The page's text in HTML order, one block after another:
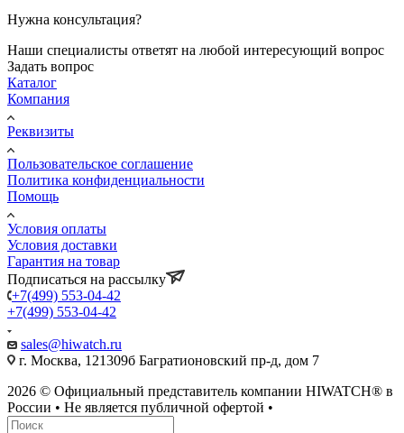
Нужна консультация?
Наши специалисты ответят на любой интересующий вопрос
Задать вопрос
Каталог
Компания
Реквизиты
Пользовательское соглашение
Политика конфиденциальности
Помощь
Условия оплаты
Условия доставки
Гарантия на товар
Подписаться на рассылку
+7(499) 553-04-42
+7(499) 553-04-42
sales@hiwatch.ru
г. Москва, 121309б Багратионовский пр-д, дом 7
2026 © Официальный представитель компании HIWATCH® в
России • Не является публичной офертой •